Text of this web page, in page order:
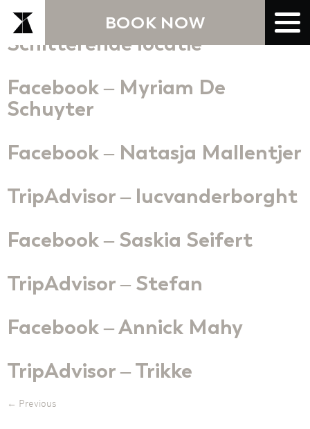
BOOK NOW
Schitterende locatie
Facebook – Myriam De
Schuyter
Facebook – Natasja Mallentjer
TripAdvisor – lucvanderborght
Facebook – Saskia Seifert
TripAdvisor – Stefan
Facebook – Annick Mahy
TripAdvisor – Trikke
← Previous